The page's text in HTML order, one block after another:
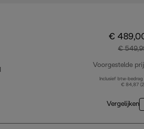
€
€
Voorgestelde
Inclusief btw-bedrag
€ 84,87
Vergelijken